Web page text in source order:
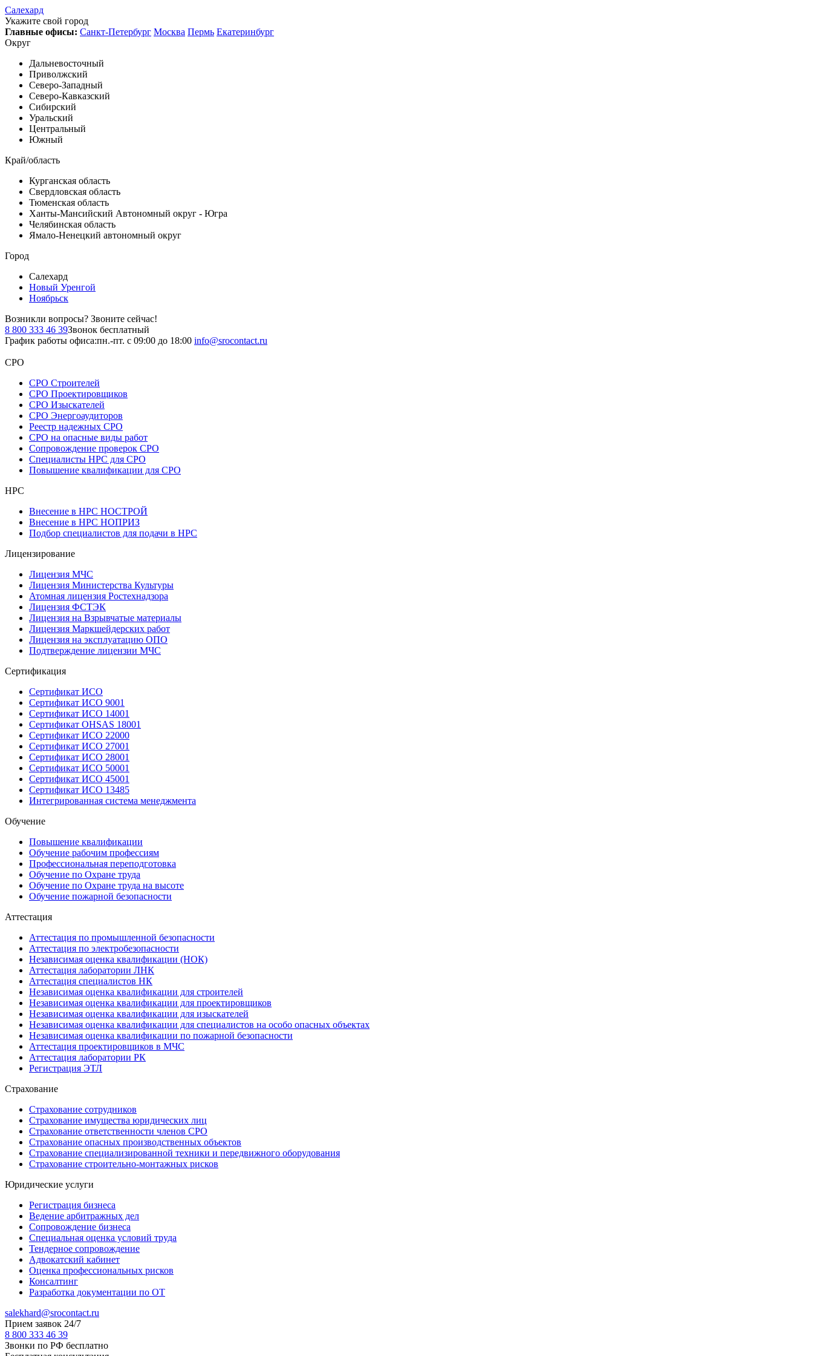
Салехард
Укажите свой город
Главные офисы: Санкт-Петербург Москва Пермь Екатеринбург
Округ
Дальневосточный
Приволжский
Северо-Западный
Северо-Кавказский
Сибирский
Уральский
Центральный
Южный
Край/область
Курганская область
Свердловская область
Тюменская область
Ханты-Мансийский Автономный округ - Югра
Челябинская область
Ямало-Ненецкий автономный округ
Город
Салехард
Новый Уренгой
Ноябрьск
Возникли вопросы? Звоните сейчас!
8 800 333 46 39Звонок бесплатный
График работы офиса:пн.-пт. с 09:00 до 18:00 info@srocontact.ru
СРО
СРО Строителей
СРО Проектировщиков
СРО Изыскателей
СРО Энергоаудиторов
Реестр надежных СРО
СРО на опасные виды работ
Сопровождение проверок СРО
Специалисты НРС для СРО
Повышение квалификации для СРО
НРС
Внесение в НРС НОСТРОЙ
Внесение в НРС НОПРИЗ
Подбор специалистов для подачи в НРС
Лицензирование
Лицензия МЧС
Лицензия Министерства Культуры
Атомная лицензия Ростехнадзора
Лицензия ФСТЭК
Лицензия на Взрывчатые материалы
Лицензия Маркшейдерских работ
Лицензия на эксплуатацию ОПО
Подтверждение лицензии МЧС
Сертификация
Сертификат ИСО
Сертификат ИСО 9001
Сертификат ИСО 14001
Сертификат OHSAS 18001
Сертификат ИСО 22000
Сертификат ИСО 27001
Сертификат ИСО 28001
Сертификат ИСО 50001
Сертификат ИСО 45001
Сертификат ИСО 13485
Интегрированная система менеджмента
Обучение
Повышение квалификации
Обучение рабочим профессиям
Профессиональная переподготовка
Обучение по Охране труда
Обучение по Охране труда на высоте
Обучение пожарной безопасности
Аттестация
Аттестация по промышленной безопасности
Аттестация по электробезопасности
Независимая оценка квалификации (НОК)
Аттестация лаборатории ЛНК
Аттестация специалистов НК
Независимая оценка квалификации для строителей
Независимая оценка квалификации для проектировщиков
Независимая оценка квалификации для изыскателей
Независимая оценка квалификации для специалистов на особо опасных объектах
Независимая оценка квалификации по пожарной безопасности
Аттестация проектировщиков в МЧС
Аттестация лаборатории РК
Регистрация ЭТЛ
Страхование
Страхование сотрудников
Страхование имущества юридических лиц
Страхование ответственности членов СРО
Страхование опасных производственных объектов
Страхование специализированной техники и передвижного оборудования
Страхование строительно-монтажных рисков
Юридические услуги
Регистрация бизнеса
Ведение арбитражных дел
Сопровождение бизнеса
Специальная оценка условий труда
Тендерное сопровождение
Адвокатский кабинет
Оценка профессиональных рисков
Консалтинг
Разработка документации по ОТ
salekhard@srocontact.ru
Прием заявок 24/7
8 800 333 46 39
Звонки по РФ бесплатно